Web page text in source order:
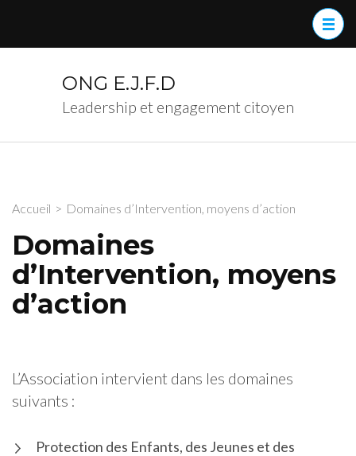
ONG E.J.F.D
Leadership et engagement citoyen
Accueil > Domaines d’Intervention, moyens d’action
Domaines
d’Intervention, moyens
d’action
L’Association intervient dans les domaines
suivants :
Protection des Enfants, des Jeunes et des